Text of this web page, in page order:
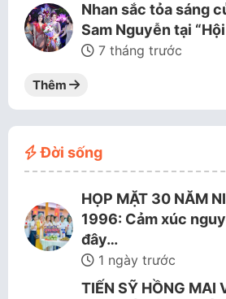
Nhan sắc tỏa sáng
Sam Nguyễn tại
7 tháng trước
Thêm
Đời sống
HỌP MẶT 30 NĂM
1996: Cảm xúc
đây…
1 ngày trước
TIẾN SỸ HỒNG MAI